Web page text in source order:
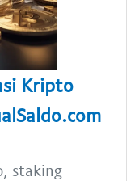
Kripto
staking